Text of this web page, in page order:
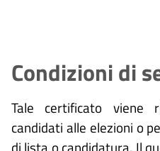
Condizioni di
Tale certificato viene
candidati alle elezioni o